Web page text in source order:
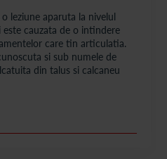
leziune aparuta la nivelul
cauzata de o intindere
care tin articulatia.
si sub numele de
din talus si calcaneu